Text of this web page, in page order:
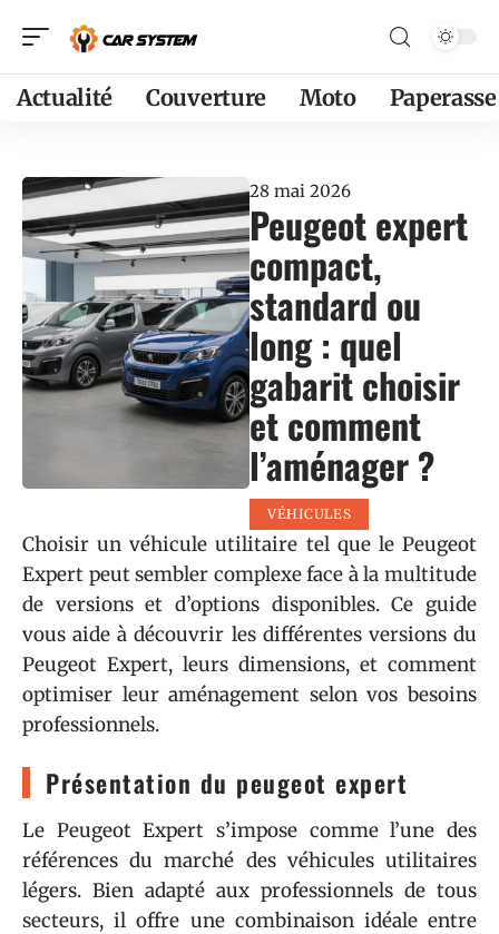
Actualité Couverture Moto
28 mai 2026
Peugeot expert
compact,
standard ou
long : quel
gabarit choisir
et comment
l’aménager ?
VÉHICULES
Choisir un véhicule utilitaire tel que le Peugeot
Expert peut sembler complexe face à la multitude
de versions et d’options disponibles. Ce guide
vous aide à découvrir les différentes versions du
Peugeot Expert, leurs dimensions, et comment
optimiser leur aménagement selon vos besoins
professionnels.
Présentation du peugeot expert
Le Peugeot Expert s’impose comme l’une des
références du marché des véhicules utilitaires
légers. Bien adapté aux professionnels de tous
secteurs, il offre une combinaison idéale entre